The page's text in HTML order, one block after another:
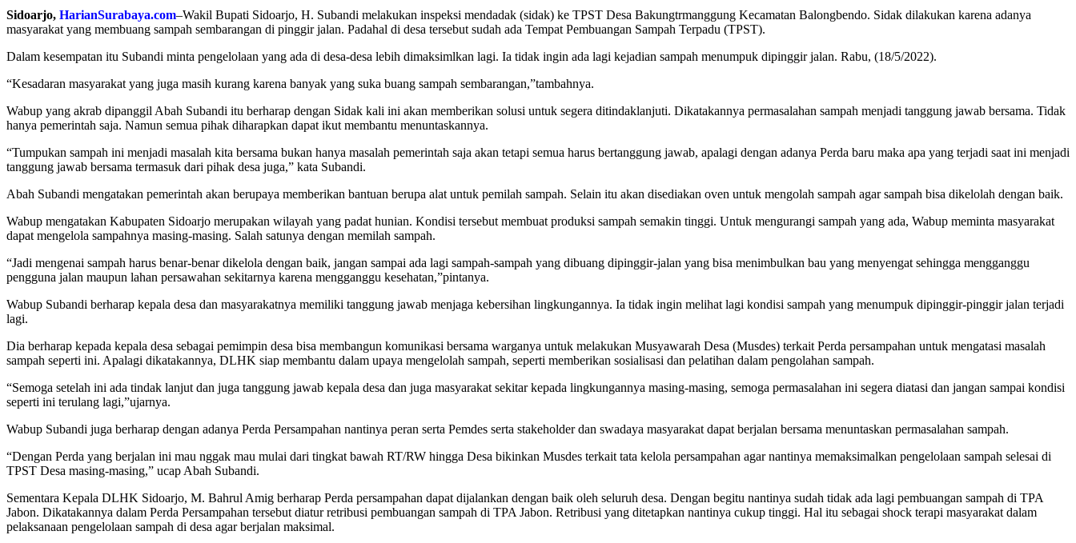
Sidoarjo, HarianSurabaya.com–Wakil Bupati Sidoarjo, H. Subandi melakukan inspeksi mendadak (sidak) ke TPST Desa Bakungtrmanggung Kecamatan Balongbendo. Sidak dilakukan karena adanya
masyarakat yang membuang sampah sembarangan di pinggir jalan. Padahal di desa tersebut sudah ada Tempat Pembuangan Sampah Terpadu (TPST).
Dalam kesempatan itu Subandi minta pengelolaan yang ada di desa-desa lebih dimaksimlkan lagi. Ia tidak ingin ada lagi kejadian sampah menumpuk dipinggir jalan. Rabu, (18/5/2022).
“Kesadaran masyarakat yang juga masih kurang karena banyak yang suka buang sampah sembarangan,”tambahnya.
Wabup yang akrab dipanggil Abah Subandi itu berharap dengan Sidak kali ini akan memberikan solusi untuk segera ditindaklanjuti. Dikatakannya permasalahan sampah menjadi tanggung jawab bersama. Tidak
hanya pemerintah saja. Namun semua pihak diharapkan dapat ikut membantu menuntaskannya.
“Tumpukan sampah ini menjadi masalah kita bersama bukan hanya masalah pemerintah saja akan tetapi semua harus bertanggung jawab, apalagi dengan adanya Perda baru maka apa yang terjadi saat ini menjadi
tanggung jawab bersama termasuk dari pihak desa juga,” kata Subandi.
Abah Subandi mengatakan pemerintah akan berupaya memberikan bantuan berupa alat untuk pemilah sampah. Selain itu akan disediakan oven untuk mengolah sampah agar sampah bisa dikelolah dengan baik.
Wabup mengatakan Kabupaten Sidoarjo merupakan wilayah yang padat hunian. Kondisi tersebut membuat produksi sampah semakin tinggi. Untuk mengurangi sampah yang ada, Wabup meminta masyarakat
dapat mengelola sampahnya masing-masing. Salah satunya dengan memilah sampah.
“Jadi mengenai sampah harus benar-benar dikelola dengan baik, jangan sampai ada lagi sampah-sampah yang dibuang dipinggir-jalan yang bisa menimbulkan bau yang menyengat sehingga mengganggu
pengguna jalan maupun lahan persawahan sekitarnya karena mengganggu kesehatan,”pintanya.
Wabup Subandi berharap kepala desa dan masyarakatnya memiliki tanggung jawab menjaga kebersihan lingkungannya. Ia tidak ingin melihat lagi kondisi sampah yang menumpuk dipinggir-pinggir jalan terjadi
lagi.
Dia berharap kepada kepala desa sebagai pemimpin desa bisa membangun komunikasi bersama warganya untuk melakukan Musyawarah Desa (Musdes) terkait Perda persampahan untuk mengatasi masalah
sampah seperti ini. Apalagi dikatakannya, DLHK siap membantu dalam upaya mengelolah sampah, seperti memberikan sosialisasi dan pelatihan dalam pengolahan sampah.
“Semoga setelah ini ada tindak lanjut dan juga tanggung jawab kepala desa dan juga masyarakat sekitar kepada lingkungannya masing-masing, semoga permasalahan ini segera diatasi dan jangan sampai kondisi
seperti ini terulang lagi,”ujarnya.
Wabup Subandi juga berharap dengan adanya Perda Persampahan nantinya peran serta Pemdes serta stakeholder dan swadaya masyarakat dapat berjalan bersama menuntaskan permasalahan sampah.
“Dengan Perda yang berjalan ini mau nggak mau mulai dari tingkat bawah RT/RW hingga Desa bikinkan Musdes terkait tata kelola persampahan agar nantinya memaksimalkan pengelolaan sampah selesai di
TPST Desa masing-masing,” ucap Abah Subandi.
Sementara Kepala DLHK Sidoarjo, M. Bahrul Amig berharap Perda persampahan dapat dijalankan dengan baik oleh seluruh desa. Dengan begitu nantinya sudah tidak ada lagi pembuangan sampah di TPA
Jabon. Dikatakannya dalam Perda Persampahan tersebut diatur retribusi pembuangan sampah di TPA Jabon. Retribusi yang ditetapkan nantinya cukup tinggi. Hal itu sebagai shock terapi masyarakat dalam
pelaksanaan pengelolaan sampah di desa agar berjalan maksimal.